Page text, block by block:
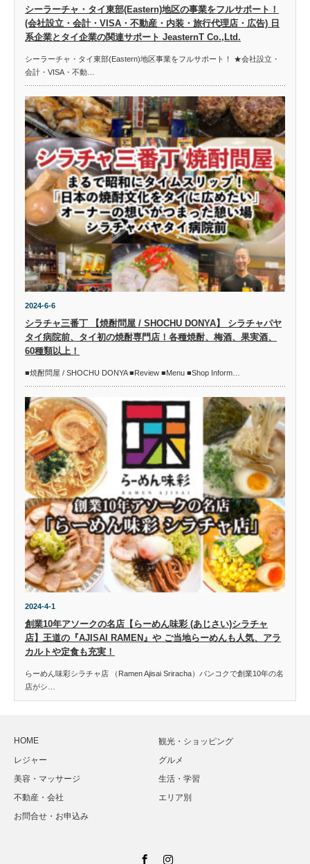
シーラーチャ・タイ東部(Eastern)地区の事業をフルサポート！
(会社設立・会計・VISA・不動産・内装・旅行代理店・広告) 日
系企業とタイ企業の関連サポート JeasternT Co.,Ltd.
シーラーチャ・タイ東部(Eastern)地区事業をフルサポート！ ★会社設立・
会計・VISA・不動…
2024-6-6
シラチャ三番丁 【焼酎問屋 / SHOCHU DONYA】 シラチャパヤ
タイ病院前、タイ初の焼酎専門店！各種焼酎、梅酒、果実酒、
60種類以上！
■焼酎問屋 / SHOCHU DONYA ■Review ■Menu ■Shop Inform…
2024-4-1
創業10年アソークの名店【らーめん味彩 (あじさい)シラチャ
店】王道の『AJISAI RAMEN』や ご当地らーめんも人気、アラ
カルトや定食も充実！
らーめん味彩シラチャ店 （Ramen Ajisai Sriracha）バンコクで創業10年の名
店がシ…
HOME
観光・ショッピング
レジャー
グルメ
美容・マッサージ
生活・学習
不動産・会社
エリア別
お問合せ・お申込み